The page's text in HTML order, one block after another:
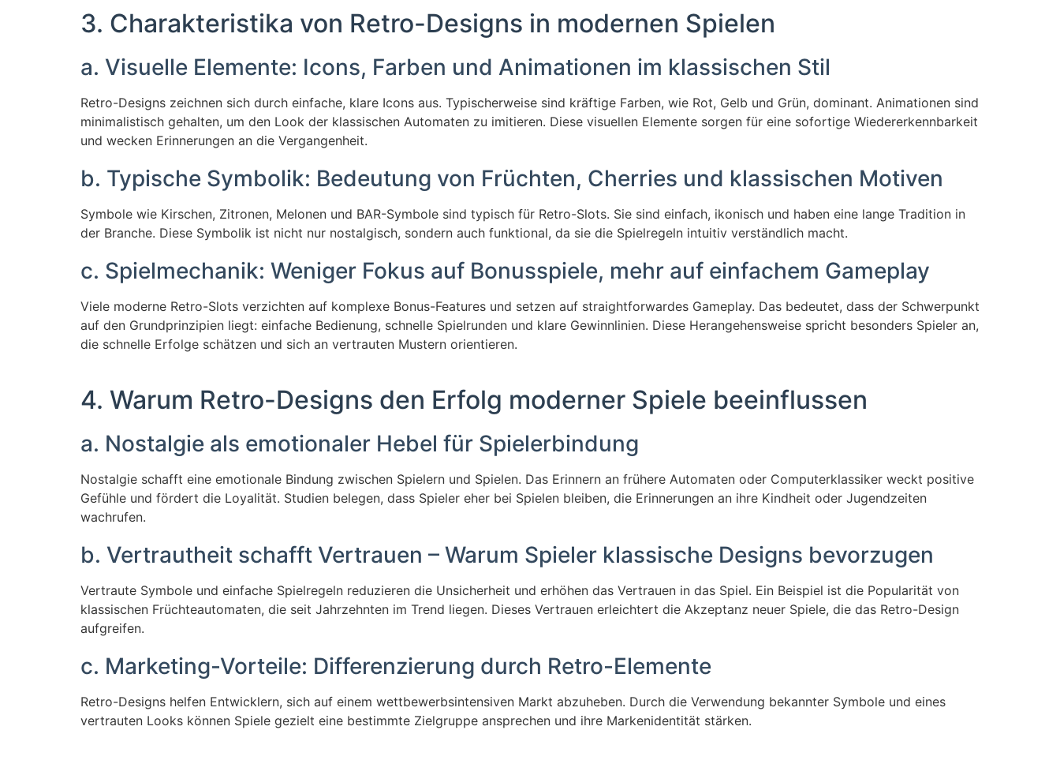
3. Charakteristika von Retro-Designs in modernen Spielen
a. Visuelle Elemente: Icons, Farben und Animationen im klassischen Stil
Retro-Designs zeichnen sich durch einfache, klare Icons aus. Typischerweise sind kräftige Farben, wie Rot, Gelb und Grün, dominant. Animationen sind
minimalistisch gehalten, um den Look der klassischen Automaten zu imitieren. Diese visuellen Elemente sorgen für eine sofortige Wiedererkennbarkeit
und wecken Erinnerungen an die Vergangenheit.
b. Typische Symbolik: Bedeutung von Früchten, Cherries und klassischen Motiven
Symbole wie Kirschen, Zitronen, Melonen und BAR-Symbole sind typisch für Retro-Slots. Sie sind einfach, ikonisch und haben eine lange Tradition in
der Branche. Diese Symbolik ist nicht nur nostalgisch, sondern auch funktional, da sie die Spielregeln intuitiv verständlich macht.
c. Spielmechanik: Weniger Fokus auf Bonusspiele, mehr auf einfachem Gameplay
Viele moderne Retro-Slots verzichten auf komplexe Bonus-Features und setzen auf straightforwardes Gameplay. Das bedeutet, dass der Schwerpunkt
auf den Grundprinzipien liegt: einfache Bedienung, schnelle Spielrunden und klare Gewinnlinien. Diese Herangehensweise spricht besonders Spieler an,
die schnelle Erfolge schätzen und sich an vertrauten Mustern orientieren.
4. Warum Retro-Designs den Erfolg moderner Spiele beeinflussen
a. Nostalgie als emotionaler Hebel für Spielerbindung
Nostalgie schafft eine emotionale Bindung zwischen Spielern und Spielen. Das Erinnern an frühere Automaten oder Computerklassiker weckt positive
Gefühle und fördert die Loyalität. Studien belegen, dass Spieler eher bei Spielen bleiben, die Erinnerungen an ihre Kindheit oder Jugendzeiten
wachrufen.
b. Vertrautheit schafft Vertrauen – Warum Spieler klassische Designs bevorzugen
Vertraute Symbole und einfache Spielregeln reduzieren die Unsicherheit und erhöhen das Vertrauen in das Spiel. Ein Beispiel ist die Popularität von
klassischen Früchteautomaten, die seit Jahrzehnten im Trend liegen. Dieses Vertrauen erleichtert die Akzeptanz neuer Spiele, die das Retro-Design
aufgreifen.
c. Marketing-Vorteile: Differenzierung durch Retro-Elemente
Retro-Designs helfen Entwicklern, sich auf einem wettbewerbsintensiven Markt abzuheben. Durch die Verwendung bekannter Symbole und eines
vertrauten Looks können Spiele gezielt eine bestimmte Zielgruppe ansprechen und ihre Markenidentität stärken.